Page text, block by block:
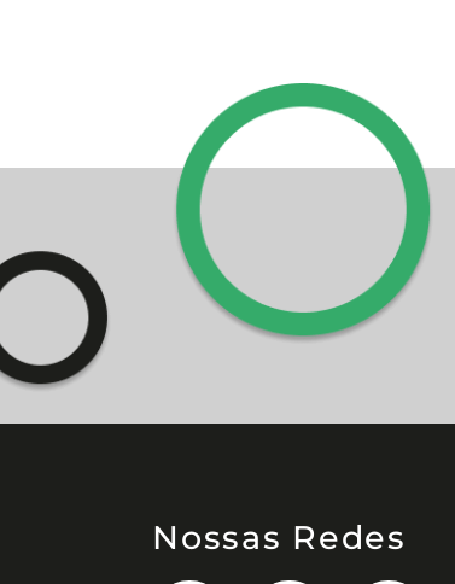
Nossas Redes